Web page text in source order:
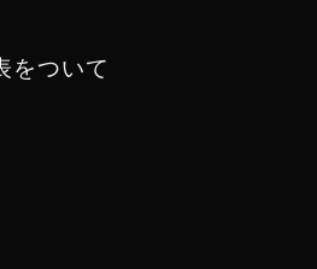
をついて